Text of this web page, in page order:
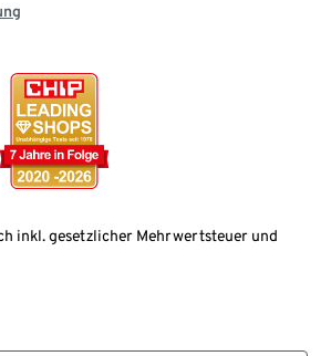
inkl. gesetzlicher Mehrwertsteuer und